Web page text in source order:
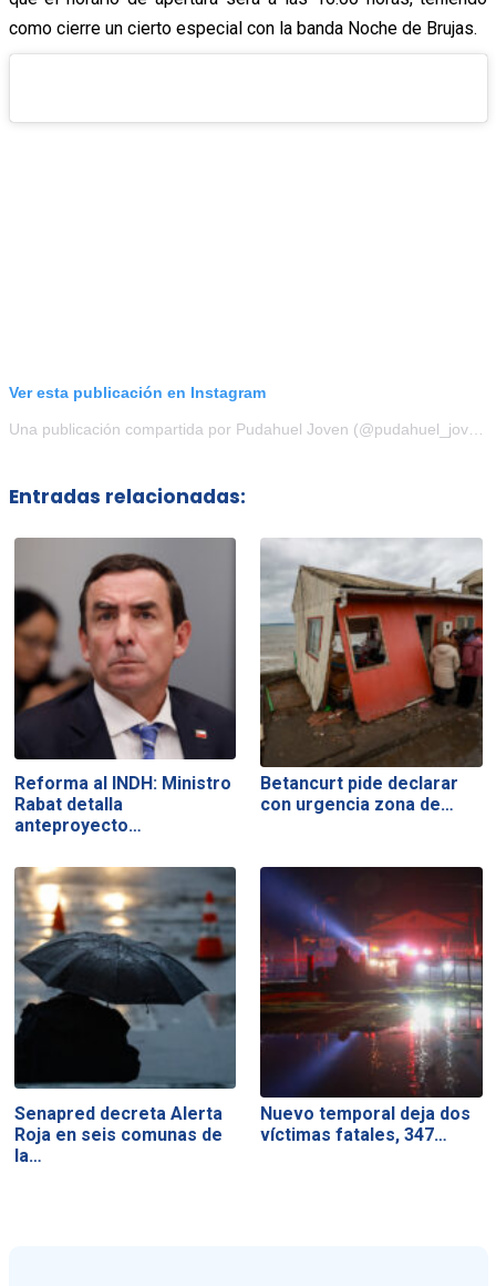
como cierre un cierto especial con la banda Noche de Brujas.
Ver esta publicación en Instagram
Una publicación compartida por Pudahuel Joven (@pudahuel_joven)
Entradas relacionadas:
Reforma al INDH: Ministro
Rabat detalla
anteproyecto…
Betancurt pide declarar
con urgencia zona de…
Senapred decreta Alerta
Roja en seis comunas de
la…
Nuevo temporal deja dos
víctimas fatales, 347…